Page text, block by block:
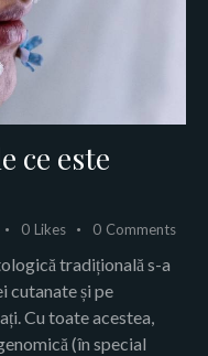
ce este
0 Likes 0 Comments
tradițională s-a
cutanate și pe
Cu toate acestea,
(în special